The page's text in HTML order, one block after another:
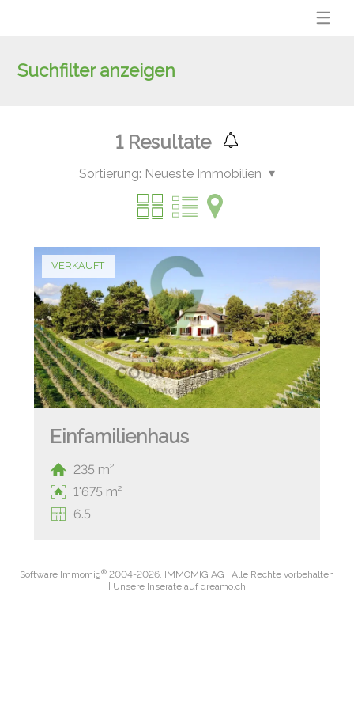
Suchfilter anzeigen
1Resultate
Sortierung: Neueste Immobilien
VERKAUFT
Einfamilienhaus
235 m²
1'675 m²
6.5
Software Immomig® 2004-2026, IMMOMIG AG | Alle Rechte vorbehalten
| Unsere Inserate auf dreamo.ch